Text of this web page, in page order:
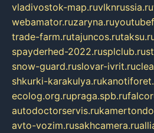
vladivostok-map.ruvlknrussia.ru
webamator.ruzaryna.ru
trade-farm.rutajuncos.ru
spayderhed-2022.rusplclub.ru
snow-guard.ruslovar-ivrit.ru
shkurki-karakulya.ru
ecolog.org.rupraga.spb.ru
autodoctorservis.ru
avto-vozim.rusakhcamera.ru